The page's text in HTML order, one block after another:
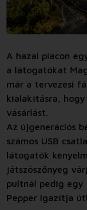
A hazai piacon
a látogatókat
már a tervezési
kialakításra,
vásárlást.
Az újgenerációs
számos USB
látogatók
játszószőnyeg
pultnál pedig egy
Pepper igazítja